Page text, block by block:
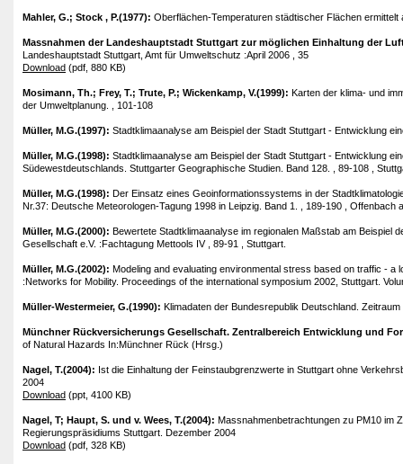
Mahler, G.; Stock , P.(1977): Oberflächen-Temperaturen städtischer Flächen
Massnahmen der Landeshauptstadt Stuttgart zur möglichen Einhaltung der
Landeshauptstadt Stuttgart, Amt für Umweltschutz :April 2006 , 35
Download (pdf, 880 KB)
Mosimann, Th.; Frey, T.; Trute, P.; Wickenkamp, V.(1999): Karten der klima- und
der Umweltplanung. , 101-108
Müller, M.G.(1997): Stadtklimaanalyse am Beispiel der Stadt Stuttgart - Entwicklung
Müller, M.G.(1998): Stadtklimaanalyse am Beispiel der Stadt Stuttgart - Entwicklung
Südewestdeutschlands. Stuttgarter Geographische Studien. Band 128. , 89-108 ,
Müller, M.G.(1998): Der Einsatz eines Geoinformationssystems in der
Nr.37: Deutsche Meteorologen-Tagung 1998 in Leipzig. Band 1. , 189-190 , Offenbach
Müller, M.G.(2000): Bewertete Stadtklimaanalyse im regionalen Maßstab am Beispiel
Gesellschaft e.V. :Fachtagung Mettools IV , 89-91 , Stuttgart.
Müller, M.G.(2002): Modeling and evaluating environmental stress based on traffic - a
:Networks for Mobility. Proceedings of the international symposium 2002, Stuttgart.
Müller-Westermeier, G.(1990): Klimadaten der Bundesrepublik Deutschland.
Münchner Rückversicherungs Gesellschaft. Zentralbereich Entwicklung und
of Natural Hazards In:Münchner Rück (Hrsg.)
Nagel, T.(2004): Ist die Einhaltung der Feinstaubgrenzwerte in Stuttgart ohne
2004
Download (ppt, 4100 KB)
Nagel, T; Haupt, S. und v. Wees, T.(2004): Massnahmenbetrachtungen zu PM10 im
Regierungspräsidiums Stuttgart. Dezember 2004
Download (pdf, 328 KB)